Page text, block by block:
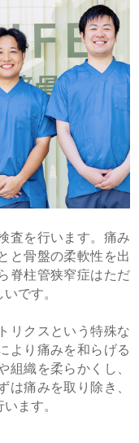
査を行います。痛み
と骨盤の柔軟性を出
脊柱管狭窄症はただ
です。
リクスという特殊な
より痛みを和らげる
織を柔らかくし、
痛みを取り除き、
ます。